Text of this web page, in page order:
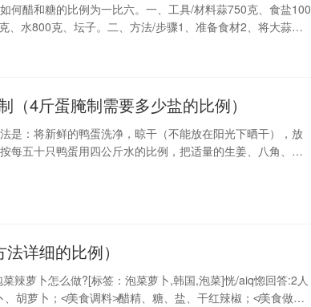
何醋和糖的比例为一比六。一、工具/材料蒜750克、食盐100
、水800克、坛子。二、方法/步骤1、准备食材2、将大蒜表
全融水4、将大蒜放入盐水中5、往锅中放入红糖6、等待红
容器坛子，然后放入大蒜8、将糖水倒入坛子中，盖上盖子即
（4斤蛋腌制需要多少盐的比例）
是：将新鲜的鸭蛋洗净，晾干（不能放在阳光下晒干），放
每五十只鸭蛋用四公斤水的比例，把适量的生姜、八角、花
方法腌过：把鸡蛋在白酒中蘸一下，
详细的比例）
辣萝卜怎么做?[标签：泡菜萝卜,韩国,泡菜]恍/aiq惚回答:2人
胡萝卜；≮美食调料≯醋精、糖、盐、干红辣椒；≮美食做法